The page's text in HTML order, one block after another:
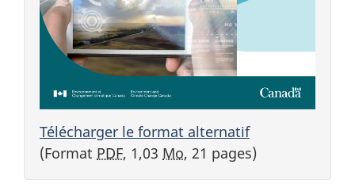
Télécharger le format alternatif
(Format PDF, 1,03 Mo, 21 pages)